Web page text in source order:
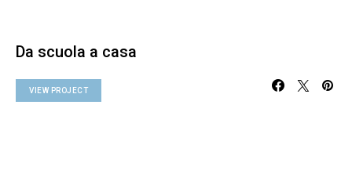
Da scuola a casa
VIEW PROJECT